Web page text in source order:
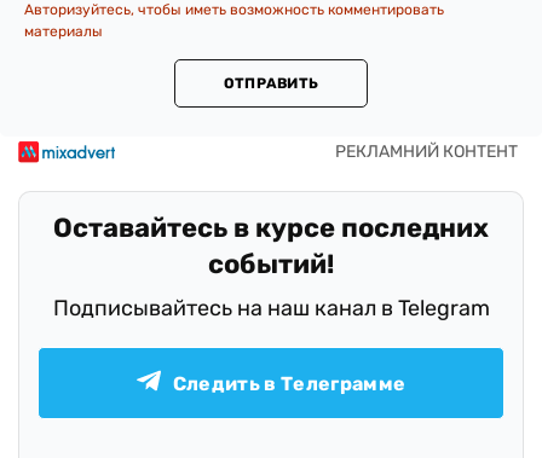
Авторизуйтесь, чтобы иметь возможность комментировать
материалы
ОТПРАВИТЬ
Оставайтесь в курсе последних
событий!
Подписывайтесь на наш канал в Telegram
Следить в Телеграмме